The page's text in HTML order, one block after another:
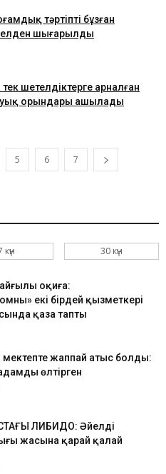
тәртіпті бұзған
елден шығарылды
шетелдіктерге арналған
орындары ашылады
5 6 7
күн 30 күн
оқиға:
екі бірдей қызметкері
қаза тапты
мектепте жаппай атыс болды:
өлтірген
ЛИБИДО: Әйелдің
жасына қарай қалай